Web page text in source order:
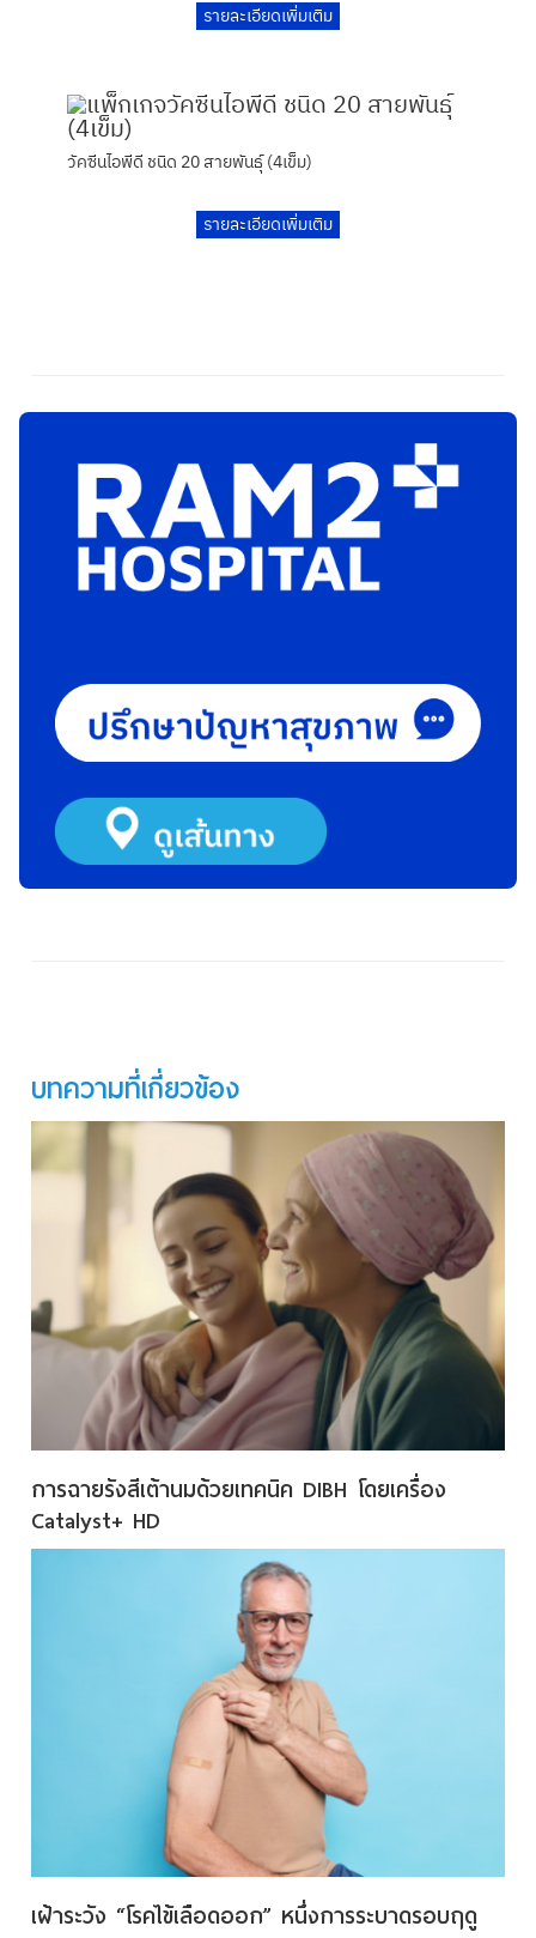
รายละเอียดเพิ่มเติม
วัคซีนไอพีดี ชนิด 20 สายพันธุ์ (4เข็ม)
รายละเอียดเพิ่มเติม
บทความที่เกี่ยวข้อง
การฉายรังสีเต้านมด้วยเทคนิค DIBH โดยเครื่อง
Catalyst+ HD
เฝ้าระวัง “โรคไข้เลือดออก” หนึ่งการระบาดรอบฤดู